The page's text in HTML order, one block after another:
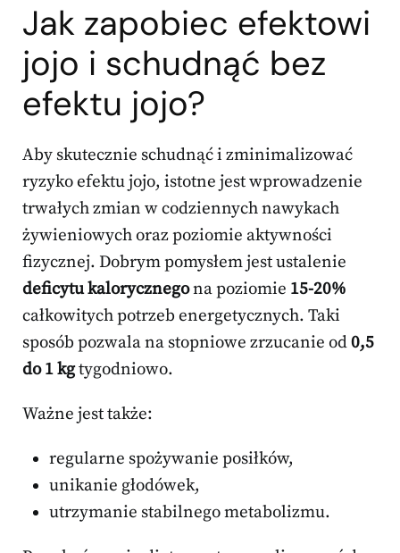
Jak zapobiec efektowi
jojo i schudnąć bez
efektu jojo?
Aby skutecznie schudnąć i zminimalizować
ryzyko efektu jojo, istotne jest wprowadzenie
trwałych zmian w codziennych nawykach
żywieniowych oraz poziomie aktywności
fizycznej. Dobrym pomysłem jest ustalenie
deficytu kalorycznegona poziomie 15-20%
całkowitych potrzeb energetycznych. Taki
sposób pozwala na stopniowe zrzucanie od0,5
do 1 kgtygodniowo.
Ważne jest także:
regularne spożywanie posiłków,
unikanie głodówek,
utrzymanie stabilnego metabolizmu.